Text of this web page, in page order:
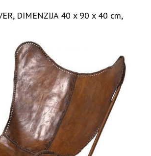
DIMENZIJA 40 x 90 x 40 cm,